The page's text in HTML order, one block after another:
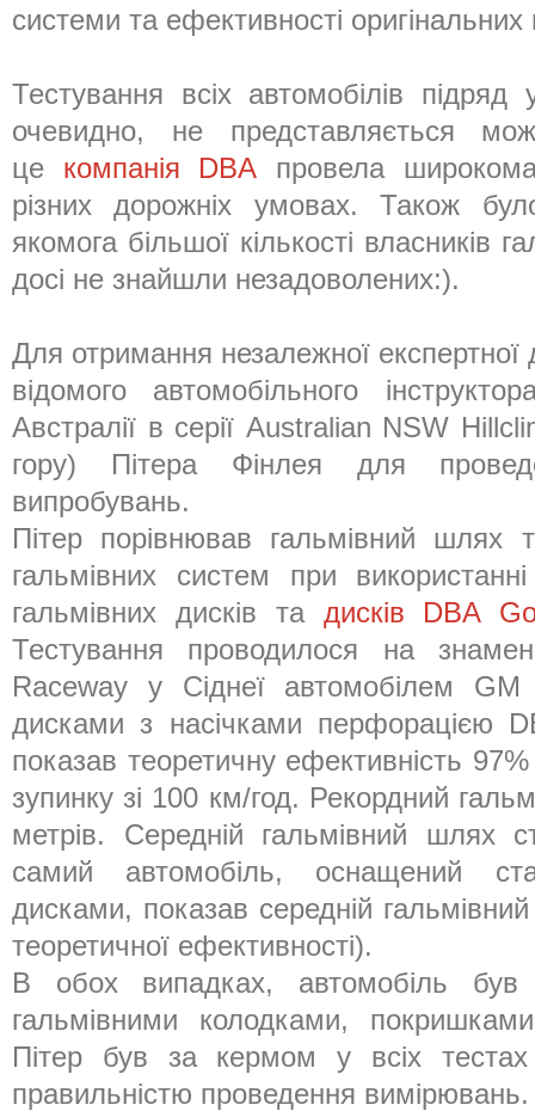
системи та ефективності оригінальних
Тестування всіх автомобілів
очевидно, не представляється
це компанія DBA провела
різних дорожніх умовах. Також
якомога більшої кількості власників
досі не знайшли незадоволених:).
Для отримання незалежної
відомого автомобільного
Австралії в серії Australian NSW
гору) Пітера Фінлея для
випробувань.
Пітер порівнював гальмівний шлях
гальмівних систем при
гальмівних дисків та дисків DBA
Тестування проводилося на
Raceway у Сіднеї автомобілем
дисками з насічками перфорацією
показав теоретичну ефективність
зупинку зі 100 км/год. Рекордний
метрів. Середній гальмівний шлях
самий автомобіль, оснащений
дисками, показав середній
теоретичної ефективності).
В обох випадках, автомобіль був
гальмівними колодками,
Пітер був за кермом у всіх
правильністю проведення вимірювань.